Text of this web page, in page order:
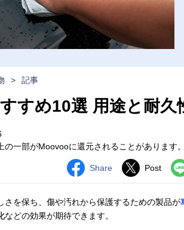
> 記事
すめ10選 用途と耐久
一部がMoovooに還元されることがあります。
Share Post
を保ち、傷や汚れから保護するための製品が
などの効果が期待できます。